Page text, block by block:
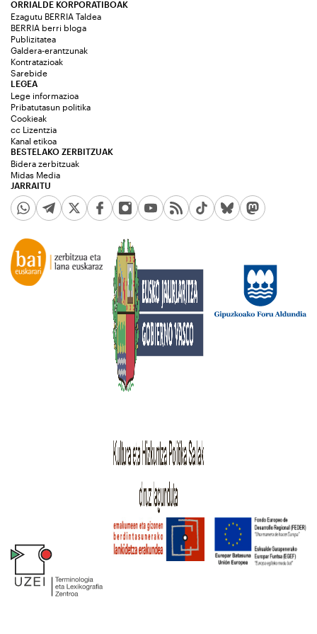
ORRIALDE KORPORATIBOAK
Ezagutu BERRIA Taldea
BERRIA berri bloga
Publizitatea
Galdera-erantzunak
Kontratazioak
Sarebide
JARRAITU
LEGEA
Lege informazioa
Pribatutasun politika
Cookieak
cc Lizentzia
Kanal etikoa
BESTELAKO ZERBITZUAK
Bidera zerbitzuak
Midas Media